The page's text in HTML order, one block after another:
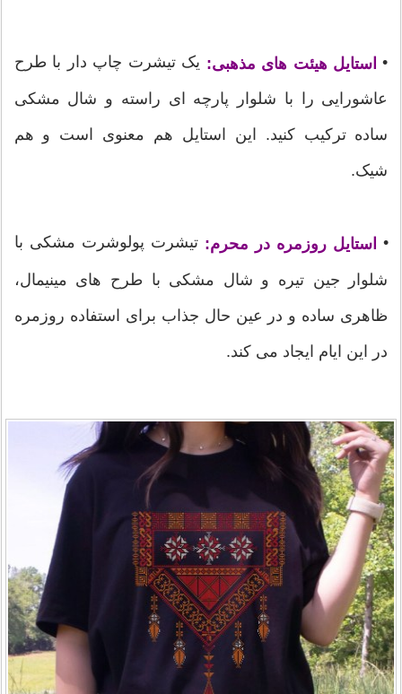
• استایل هیئت های مذهبی: یک تیشرت چاپ دار با طرح
عاشورایی را با شلوار پارچه ای راسته و شال مشکی
ساده ترکیب کنید. این استایل هم معنوی است و هم
شیک.
• استایل روزمره در محرم: تیشرت پولوشرت مشکی با
شلوار جین تیره و شال مشکی با طرح های مینیمال،
ظاهری ساده و در عین حال جذاب برای استفاده روزمره
در این ایام ایجاد می کند.